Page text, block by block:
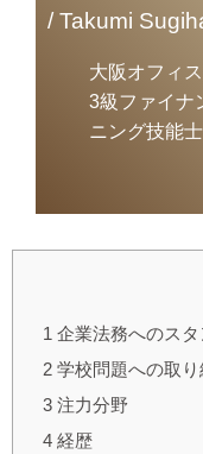
/ Takumi
大阪オフィ
3級ファイナ
ニング技能士
1 企業法務へのスタ
2 学校問題への取り
3 注力分野
4 経歴